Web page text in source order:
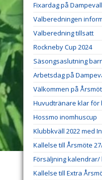
Fixardag på
Valberedningen
Valberedning tillsatt
Rockneby Cup 2024
Säsongsaslutning
Arbetsdag på
Välkommen på
Huvudtränare klar för
Hossmo inomhuscup
Klubbkväll 2022 med
Kallelse till Årsmöte
Försäljning kalendrar/
Kallelse till Extra